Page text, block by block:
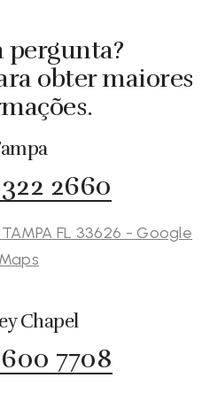
pergunta?
obter maiores
322 2660
FL 33626 - Google
Maps
Chapel
600 7708